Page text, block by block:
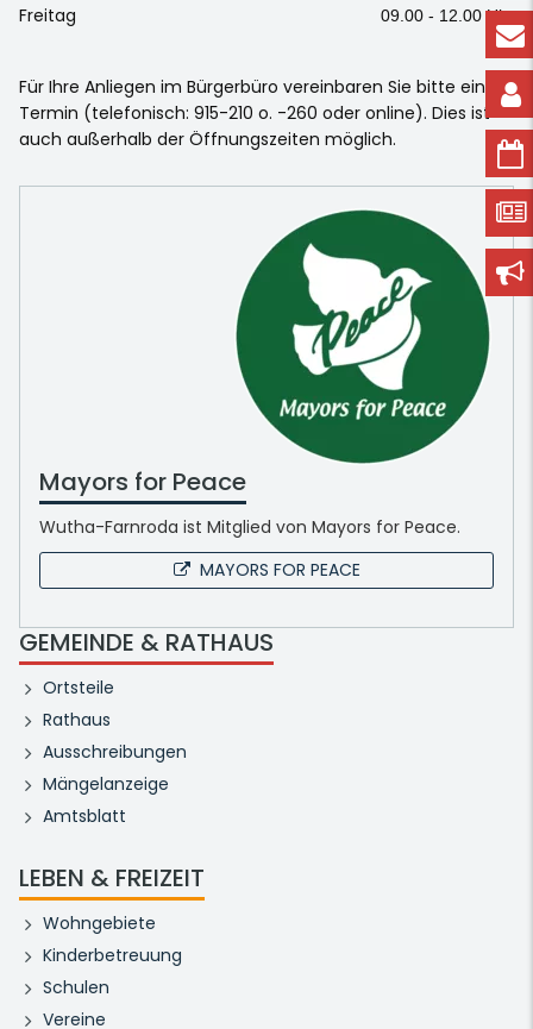
Freitag 09.00 - 12.00 Uhr
Für Ihre Anliegen im Bürgerbüro vereinbaren Sie bitte einen
Termin (telefonisch: 915-210 o. -260 oder online). Dies ist
auch außerhalb der Öffnungszeiten möglich.
Mayors for Peace
Wutha-Farnroda ist Mitglied von Mayors for Peace.
MAYORS FOR PEACE
GEMEINDE & RATHAUS
Ortsteile
Rathaus
Ausschreibungen
Mängelanzeige
Amtsblatt
LEBEN & FREIZEIT
Wohngebiete
Kinderbetreuung
Schulen
Vereine